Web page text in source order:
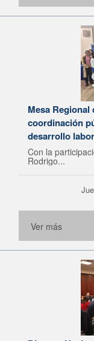
Mesa
coordinación
desarrollo
Con la
Rodrigo...
Ver más